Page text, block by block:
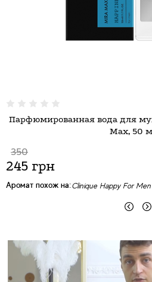
Парфюмированная вода для
Max, 50
350
245 грн
Аромат похож на:Clinique Happy For Men